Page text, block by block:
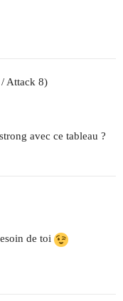
Attack 8)
avec ce tableau ?
de toi